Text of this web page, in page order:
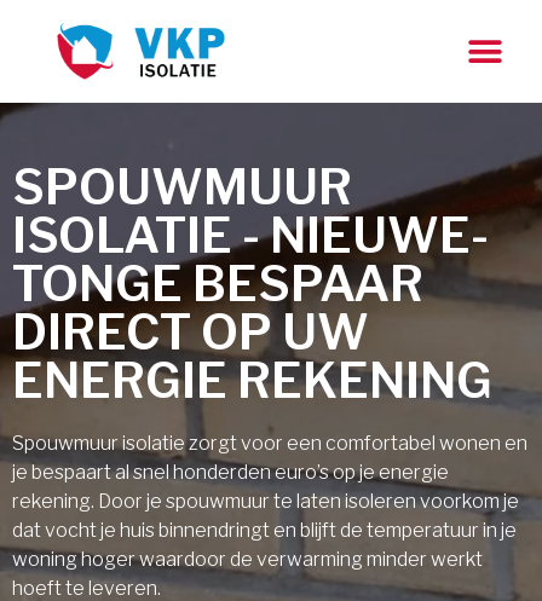
SPOUWMUUR
ISOLATIE - NIEUWE-
TONGE BESPAAR
DIRECT OP UW
ENERGIE REKENING
Spouwmuur isolatie zorgt voor een comfortabel wonen en
je bespaart al snel honderden euro’s op je energie
rekening. Door je spouwmuur te laten isoleren voorkom je
dat vocht je huis binnendringt en blijft de temperatuur in je
woning hoger waardoor de verwarming minder werkt
hoeft te leveren.